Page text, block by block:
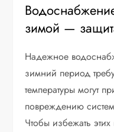
зимой —
Надежное
зимний период
температуры могут
повреждению
Чтобы избежать